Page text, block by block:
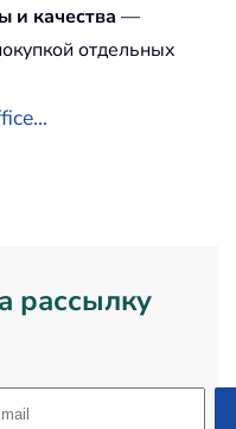
и качества —
отдельных
рассылку